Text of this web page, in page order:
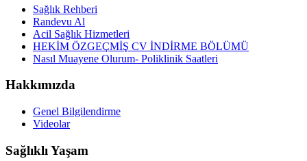
Sağlık Rehberi
Randevu Al
Acil Sağlık Hizmetleri
HEKİM ÖZGEÇMİŞ CV İNDİRME BÖLÜMÜ
Nasıl Muayene Olurum- Poliklinik Saatleri
Hakkımızda
Genel Bilgilendirme
Videolar
Sağlıklı Yaşam